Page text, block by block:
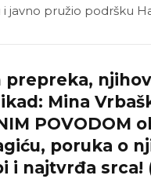
javno pružio podršku
prepreka,
Mina
POVODOM
poruka o
i najtvrđa srca!